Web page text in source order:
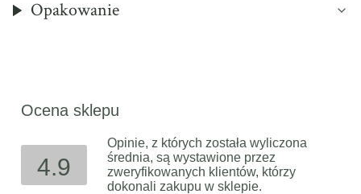
Opakowanie
Ocena sklepu
4.9
Opinie, z których została wyliczona
średnia, są wystawione przez
zweryfikowanych klientów, którzy
dokonali zakupu w sklepie.